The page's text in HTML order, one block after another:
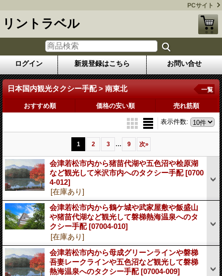
PCサイト
リントラベル
ログイン 新規登録はこちら お問い合せ
日本国内観光タクシー手配 > 南東北 一覧
おすすめ順 価格の安い順 売れ筋順
表示件数:
1 2 3 ... 9 次»
会津若松市内から猪苗代湖や五色沼や桧原湖
など観光して米沢市内へのタクシー手配[0700
4-012]
[在庫あり]
会津若松市内から鶴ケ城や武家屋敷や飯盛山
や猪苗代湖など観光して磐梯熱海温泉へのタ
クシー手配[07004-010]
[在庫あり]
会津若松市内から母成グリーンラインや磐梯
吾妻レークラインや五色沼など観光して磐梯
熱海温泉へのタクシー手配[07004-009]